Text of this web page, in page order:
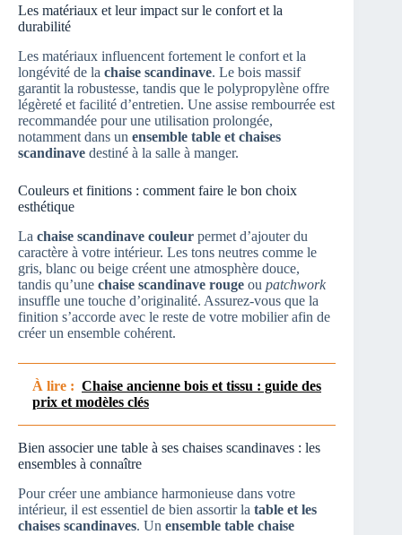
Les matériaux et leur impact sur le confort et la
durabilité
Les matériaux influencent fortement le confort et la
longévité de la chaise scandinave. Le bois massif
garantit la robustesse, tandis que le polypropylène offre
légèreté et facilité d’entretien. Une assise rembourrée est
recommandée pour une utilisation prolongée,
notamment dans un ensemble table et chaises
scandinave destiné à la salle à manger.
Couleurs et finitions : comment faire le bon choix
esthétique
La chaise scandinave couleur permet d’ajouter du
caractère à votre intérieur. Les tons neutres comme le
gris, blanc ou beige créent une atmosphère douce,
tandis qu’une chaise scandinave rouge ou patchwork
insuffle une touche d’originalité. Assurez-vous que la
finition s’accorde avec le reste de votre mobilier afin de
créer un ensemble cohérent.
À lire : Chaise ancienne bois et tissu : guide des
prix et modèles clés
Bien associer une table à ses chaises scandinaves : les
ensembles à connaître
Pour créer une ambiance harmonieuse dans votre
intérieur, il est essentiel de bien assortir la table et les
chaises scandinaves. Un ensemble table chaise